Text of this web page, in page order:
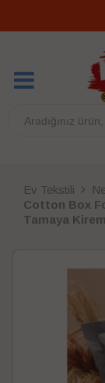
Ev Tekstili
Cotton Box
Tamaya